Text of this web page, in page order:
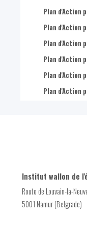
Plan d'Action
Plan d'Action
Plan d'Action
Plan d'Action
Plan d'Action
Plan d'Action
Institut wallon de
Route de Louvain-la-
5001 Namur (Belgrade)